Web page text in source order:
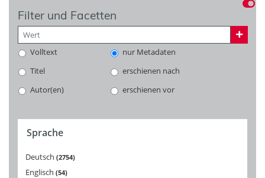
Filter und Facetten
Volltext
nur Metadaten
Titel
erschienen nach
Autor(en)
erschienen vor
Sprache
Deutsch 2754
Englisch 54